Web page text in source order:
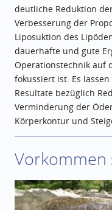
deutliche Reduktion
Verbesserung der
Liposuktion des
dauerhafte und gute
Operationstechnik auf
fokussiert ist. Es
Resultate bezüglich
Verminderung der
Körperkontur und
Vorkommen